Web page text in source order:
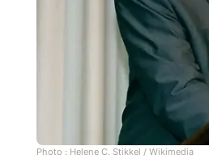
Photo : Helene C. Stikkel / Wikimedia